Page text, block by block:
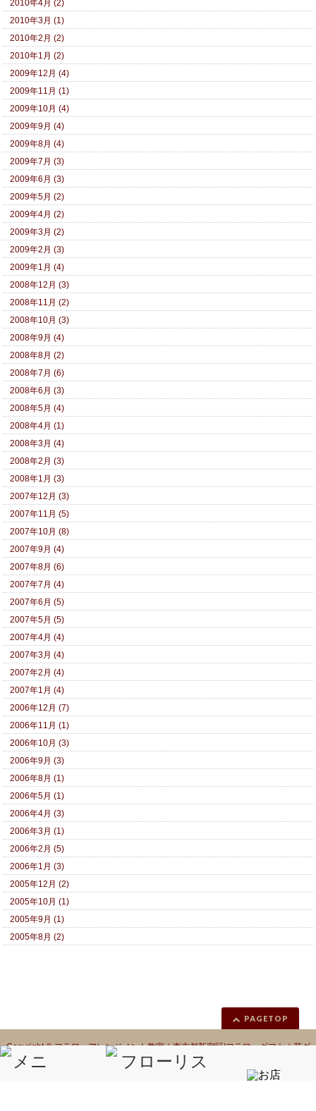
2010年4月 (2)
2010年3月 (1)
2010年2月 (2)
2010年1月 (2)
2009年12月 (4)
2009年11月 (1)
2009年10月 (4)
2009年9月 (4)
2009年8月 (4)
2009年7月 (3)
2009年6月 (3)
2009年5月 (2)
2009年4月 (2)
2009年3月 (2)
2009年2月 (3)
2009年1月 (4)
2008年12月 (3)
2008年11月 (2)
2008年10月 (3)
2008年9月 (4)
2008年8月 (2)
2008年7月 (6)
2008年6月 (3)
2008年5月 (4)
2008年4月 (1)
2008年3月 (4)
2008年2月 (3)
2008年1月 (3)
2007年12月 (3)
2007年11月 (5)
2007年10月 (8)
2007年9月 (4)
2007年8月 (6)
2007年7月 (4)
2007年6月 (5)
2007年5月 (5)
2007年4月 (4)
2007年3月 (4)
2007年2月 (4)
2007年1月 (4)
2006年12月 (7)
2006年11月 (1)
2006年10月 (3)
2006年9月 (3)
2006年8月 (1)
2006年5月 (1)
2006年4月 (3)
2006年3月 (1)
2006年2月 (5)
2006年1月 (3)
2005年12月 (2)
2005年10月 (1)
2005年9月 (1)
2005年8月 (2)
PAGETOP
Copyright ©フラワーアレンジメント教室｜東京都新宿区|フラワーギフト｜花ギ
フト｜花カノシェ話題All Rights Reserved.